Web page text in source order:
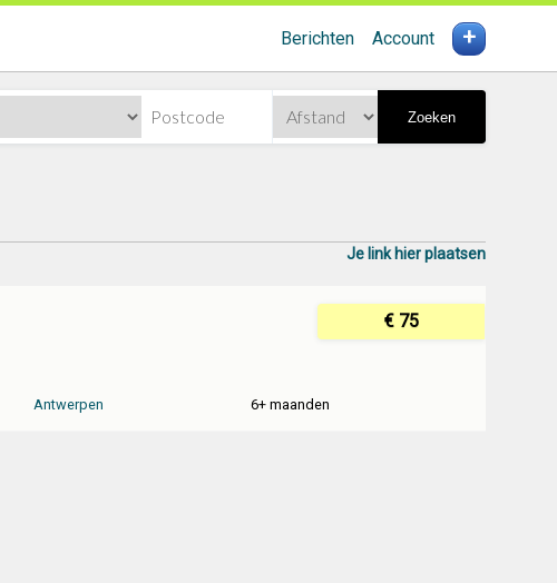
Berichten Account +
Zoeken
Je link hier plaatsen
€ 75
Antwerpen 6+ maanden